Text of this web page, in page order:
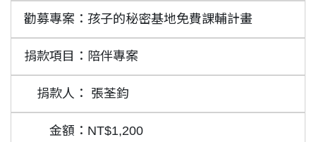
孩子的秘密基地免費課輔計畫
陪伴專案
張荃鈞
NT$1,200